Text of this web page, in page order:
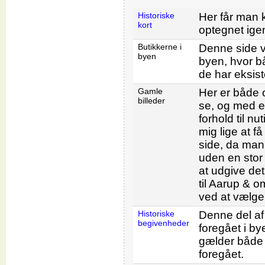
Historiske
kort
Her får man
optegnet
Butikkerne i
byen
Denne side
byen, hvor
de har
Gamle
billeder
Her er både
se, og med
forhold til
mig lige at
side, da
uden en
at udgive
til Aarup &
ved at
Historiske
begivenheder
Denne del
foregået i
gælder både
foregået.